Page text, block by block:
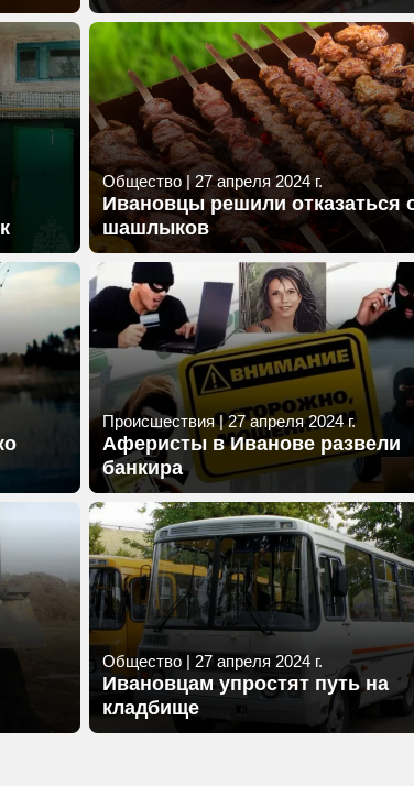
Общество|27 апреля 2024 г.
Ивановцы решили отказаться
шашлыков
Происшествия|27 апреля 2024 г.
Аферисты в Иванове развели
банкира
Общество | 27 апреля 2024 г.
Ивановцам упростят путь на
кладбище